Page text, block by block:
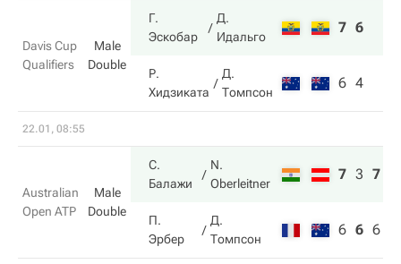
Davis Cup
Qualifiers
Male
Double
Г.
Эскобар
Д.
Идальго
7 6
Р.
Хидзиката
Д.
Томпсон
6 4
22.01, 08:55
Australian
Open ATP
Male
Double
С.
Балажи
N.
Oberleitner
7 3 7
П.
Эрбер
Д.
Томпсон
6 6 6